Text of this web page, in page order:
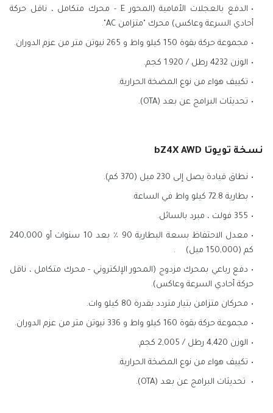
الدفع بالعجلات الأمامية (المحور E - محرك متكامل ، ناقل حركة
أحادي السرعة وعاكس) محرك "متزامن AC".
مجموعة حركة بقوة 150 كيلو واط و 265 نيوتن متر من عزم الدوران.
الوزن 4232 رطل / 1.920 كجم.
تكييف هواء من نوع المضخة الحرارية.
تحديثات البرامج عن بعد (OTA).
نسخة تويوتا bZ4X AWD
نطاق قيادة يصل إلى 230 ميل (370 كم).
بطارية 72.8 كيلو واط في الساعة.
355 فولت ، مبرد بالسائل.
معدل الاحتفاظ بسعة البطارية 90 ٪ بعد 10 سنوات أو 240,000
كم (150,000 ميل)
.
دفع رباعي بمحرك مزدوج (المحور الإلكتروني - محرك متكامل ، ناقل
حركة أحادي السرعة وعاكس).
محركان متزامن بتيار متردد بقدرة 80 كيلو وات.
مجموعة حركة بقوة 160 كيلو واط و 336 نيوتن متر من عزم الدوران.
الوزن 4,420 رطل / 2,005 كجم.
تكييف هواء من نوع المضخة الحرارية.
تحديثات البرامج عن بعد (OTA).